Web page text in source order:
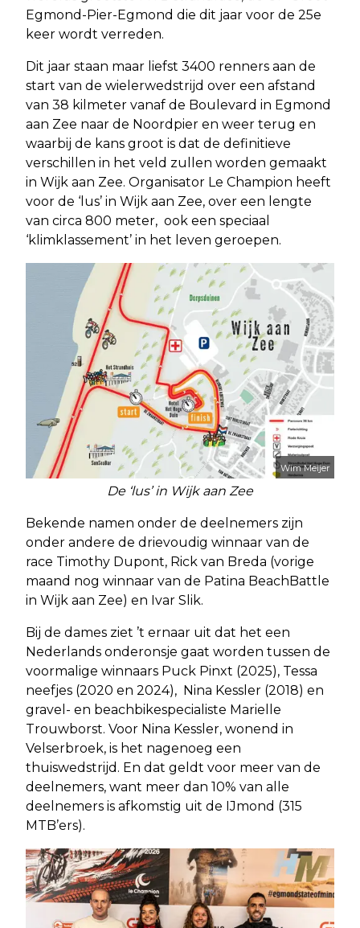
Egmond-Pier-Egmond die dit jaar voor de 25e
keer wordt verreden.
Dit jaar staan maar liefst 3400 renners aan de
start van de wielerwedstrijd over een afstand
van 38 kilmeter vanaf de Boulevard in Egmond
aan Zee naar de Noordpier en weer terug en
waarbij de kans groot is dat de definitieve
verschillen in het veld zullen worden gemaakt
in Wijk aan Zee. Organisator Le Champion heeft
voor de ‘lus’ in Wijk aan Zee, over een lengte
van circa 800 meter, ook een speciaal
‘klimklassement’ in het leven geroepen.
Wim Meijer
De ‘lus’ in Wijk aan Zee
Bekende namen onder de deelnemers zijn
onder andere de drievoudig winnaar van de
race Timothy Dupont, Rick van Breda (vorige
maand nog winnaar van de Patina BeachBattle
in Wijk aan Zee) en Ivar Slik.
Bij de dames ziet ’t ernaar uit dat het een
Nederlands onderonsje gaat worden tussen de
voormalige winnaars Puck Pinxt (2025), Tessa
neefjes (2020 en 2024), Nina Kessler (2018) en
gravel- en beachbikespecialiste Marielle
Trouwborst. Voor Nina Kessler, wonend in
Velserbroek, is het nagenoeg een
thuiswedstrijd. En dat geldt voor meer van de
deelnemers, want meer dan 10% van alle
deelnemers is afkomstig uit de IJmond (315
MTB’ers).